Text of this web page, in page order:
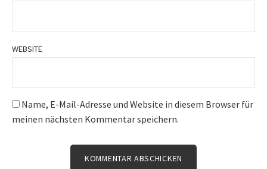
WEBSITE
Name, E-Mail-Adresse und Website in diesem Browser für
meinen nächsten Kommentar speichern.